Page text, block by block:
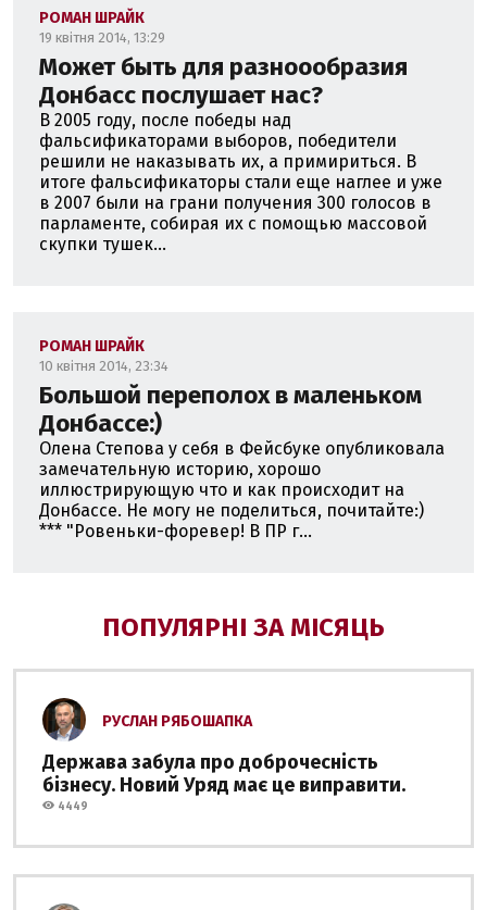
РОМАН ШРАЙК
19 квітня 2014, 13:29
Может быть для разноообразия
Донбасс послушает нас?
В 2005 году, после победы над
фальсификаторами выборов, победители
решили не наказывать их, а примириться. В
итоге фальсификаторы стали еще наглее и уже
в 2007 были на грани получения 300 голосов в
парламенте, собирая их с помощью массовой
скупки тушек...
РОМАН ШРАЙК
10 квітня 2014, 23:34
Большой переполох в маленьком
Донбассе:)
Олена Степова у себя в Фейсбуке опубликовала
замечательную историю, хорошо
иллюстрирующую что и как происходит на
Донбассе. Не могу не поделиться, почитайте:)
*** "Ровеньки-форевер! В ПР г...
ПОПУЛЯРНІ ЗА МІСЯЦЬ
РУСЛАН РЯБОШАПКА
Держава забула про доброчесність
бізнесу. Новий Уряд має це виправити.
4449